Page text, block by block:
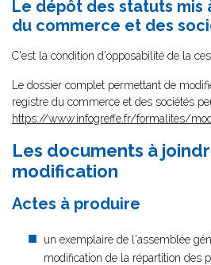
Le dépôt des statuts mis
du commerce et des
C'est la condition d'opposabilité de la
Le dossier complet permettant de
registre du commerce et des sociétés
https://www.infogreffe.fr/formalites/
Les documents à
modification
Actes à produire
un exemplaire de l'assemblée
modification de la répartition des